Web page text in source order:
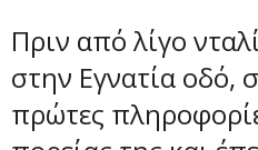
Πριν από λίγο
στην Εγνατία οδό,
πρώτες